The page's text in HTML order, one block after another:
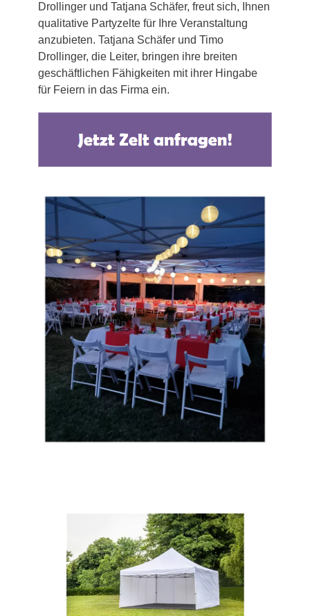
Drollinger und Tatjana Schäfer, freut sich, Ihnen
qualitative Partyzelte für Ihre Veranstaltung
anzubieten. Tatjana Schäfer und Timo
Drollinger, die Leiter, bringen ihre breiten
geschäftlichen Fähigkeiten mit ihrer Hingabe
für Feiern in das Firma ein.